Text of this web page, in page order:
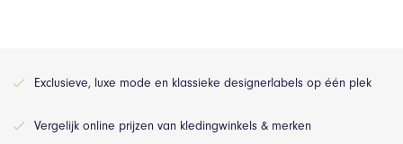
Exclusieve, luxe mode en klassieke designerlabels op één plek
Vergelijk online prijzen van kledingwinkels & merken